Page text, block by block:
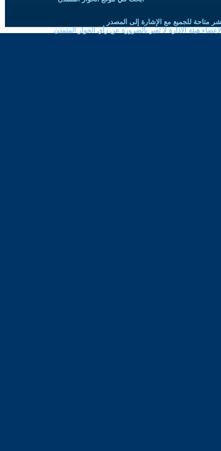
متاحة للجميع مع الإشارة إلى المصدر
هيئة الادارة لا تعبر بالضرورة عن رأي الحوار المتمدن